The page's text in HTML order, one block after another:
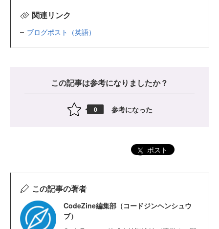
関連リンク
ブログポスト（英語）
この記事は参考になりましたか？
0 参考になった
ポスト
この記事の著者
CodeZine編集部（コードジンヘンシュウ
ブ）